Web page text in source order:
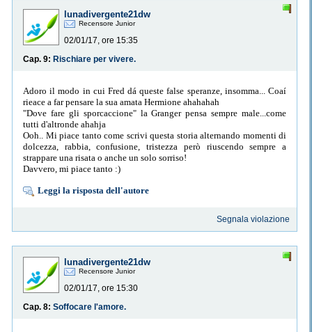
lunadivergente21dw
Recensore Junior
02/01/17, ore 15:35
Cap. 9: Rischiare per vivere.
Adoro il modo in cui Fred dá queste false speranze, insomma... Coaí
rieace a far pensare la sua amata Hermione ahahahah
"Dove fare gli sporcaccione" la Granger pensa sempre male...come
tutti d'altronde ahahja
Ooh.. Mi piace tanto come scrivi questa storia alternando momenti di
dolcezza, rabbia, confusione, tristezza però riuscendo sempre a
strappare una risata o anche un solo sorriso!
Davvero, mi piace tanto :)
Leggi la risposta dell'autore
Segnala violazione
lunadivergente21dw
Recensore Junior
02/01/17, ore 15:30
Cap. 8: Soffocare l'amore.